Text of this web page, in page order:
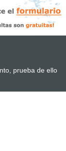
prueba de ello